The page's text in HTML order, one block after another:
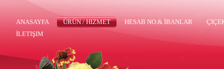
ANASAYFA ÜRÜN / HIZMET HESAB NO.& İBANLAR
İLETIŞIM